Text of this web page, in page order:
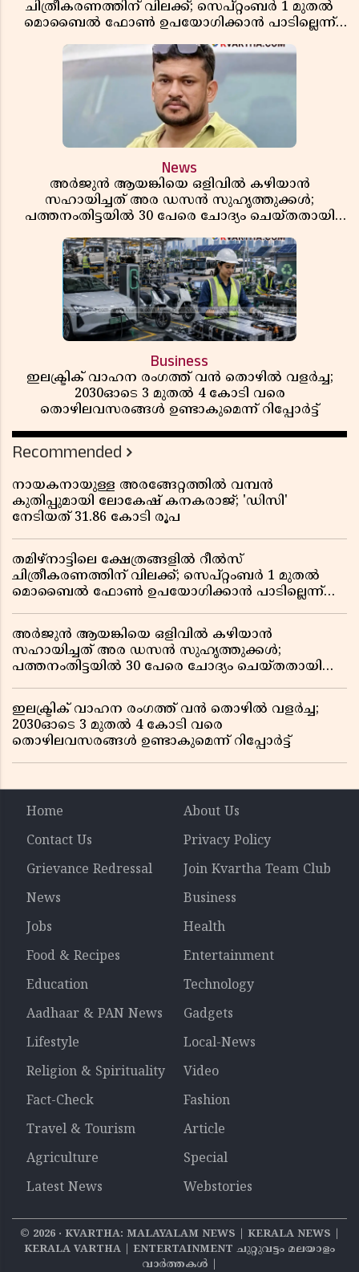
ചിത്രീകരണത്തിന് വിലക്ക്; സെപ്റ്റംബർ 1 മുതൽ
മൊബൈൽ ഫോൺ ഉപയോഗിക്കാൻ പാടില്ലെന്ന്
News
അർജുൻ ആയങ്കിയെ ഒളിവിൽ കഴിയാൻ
സഹായിച്ചത് അര ഡസൻ സുഹൃത്തുക്കൾ;
പത്തനംതിട്ടയിൽ 30 പേരെ ചോദ്യം ചെയ്തതായി
Business
ഇലക്ട്രിക് വാഹന രംഗത്ത് വൻ തൊഴിൽ വളർച്ച;
2030ഓടെ 3 മുതൽ 4 കോടി വരെ
തൊഴിലവസരങ്ങൾ ഉണ്ടാകുമെന്ന് റിപ്പോർട്ട്
Recommended
നായകനായുള്ള അരങ്ങേറ്റത്തിൽ വമ്പൻ
കുതിപ്പുമായി ലോകേഷ് കനകരാജ്; 'ഡിസി'
നേടിയത് 31.86 കോടി രൂപ
തമിഴ്‌നാട്ടിലെ ക്ഷേത്രങ്ങളിൽ റീൽസ്
ചിത്രീകരണത്തിന് വിലക്ക്; സെപ്റ്റംബർ 1 മുതൽ
മൊബൈൽ ഫോൺ ഉപയോഗിക്കാൻ പാടില്ലെന്ന്
അർജുൻ ആയങ്കിയെ ഒളിവിൽ കഴിയാൻ
സഹായിച്ചത് അര ഡസൻ സുഹൃത്തുക്കൾ;
പത്തനംതിട്ടയിൽ 30 പേരെ ചോദ്യം ചെയ്തതായി
ഇലക്ട്രിക് വാഹന രംഗത്ത് വൻ തൊഴിൽ വളർച്ച;
2030ഓടെ 3 മുതൽ 4 കോടി വരെ
തൊഴിലവസരങ്ങൾ ഉണ്ടാകുമെന്ന് റിപ്പോർട്ട്
Home
About Us
Contact Us
Privacy Policy
Grievance Redressal
Join Kvartha Team Club
News
Business
Jobs
Health
Food & Recipes
Entertainment
Education
Technology
Aadhaar & PAN News
Gadgets
Lifestyle
Local-News
Religion & Spirituality
Video
Fact-Check
Fashion
Travel & Tourism
Article
Agriculture
Special
Latest News
Webstories
© 2026‧ KVARTHA: MALAYALAM NEWS | KERALA NEWS |
KERALA VARTHA | ENTERTAINMENT ചുറ്റുവട്ടം മലയാളം
വാര്‍ത്തകൾ |